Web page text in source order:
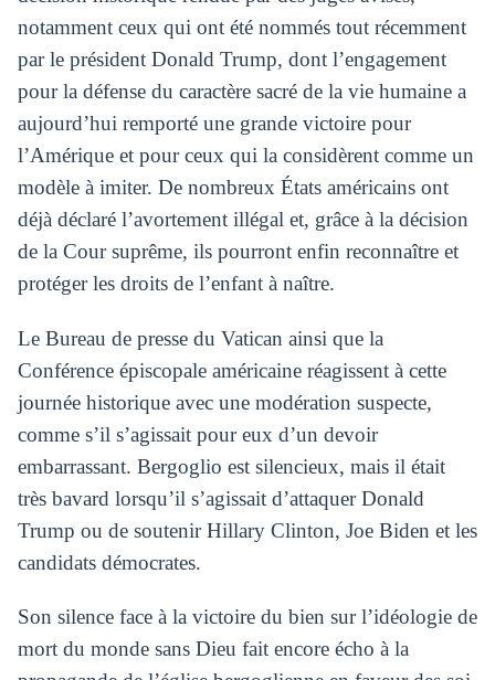
notamment ceux qui ont été nommés tout récemment
par le président Donald Trump, dont l’engagement
pour la défense du caractère sacré de la vie humaine a
aujourd’hui remporté une grande victoire pour
l’Amérique et pour ceux qui la considèrent comme un
modèle à imiter. De nombreux États américains ont
déjà déclaré l’avortement illégal et, grâce à la décision
de la Cour suprême, ils pourront enfin reconnaître et
protéger les droits de l’enfant à naître.
Le Bureau de presse du Vatican ainsi que la
Conférence épiscopale américaine réagissent à cette
journée historique avec une modération suspecte,
comme s’il s’agissait pour eux d’un devoir
embarrassant. Bergoglio est silencieux, mais il était
très bavard lorsqu’il s’agissait d’attaquer Donald
Trump ou de soutenir Hillary Clinton, Joe Biden et les
candidats démocrates.
Son silence face à la victoire du bien sur l’idéologie de
mort du monde sans Dieu fait encore écho à la